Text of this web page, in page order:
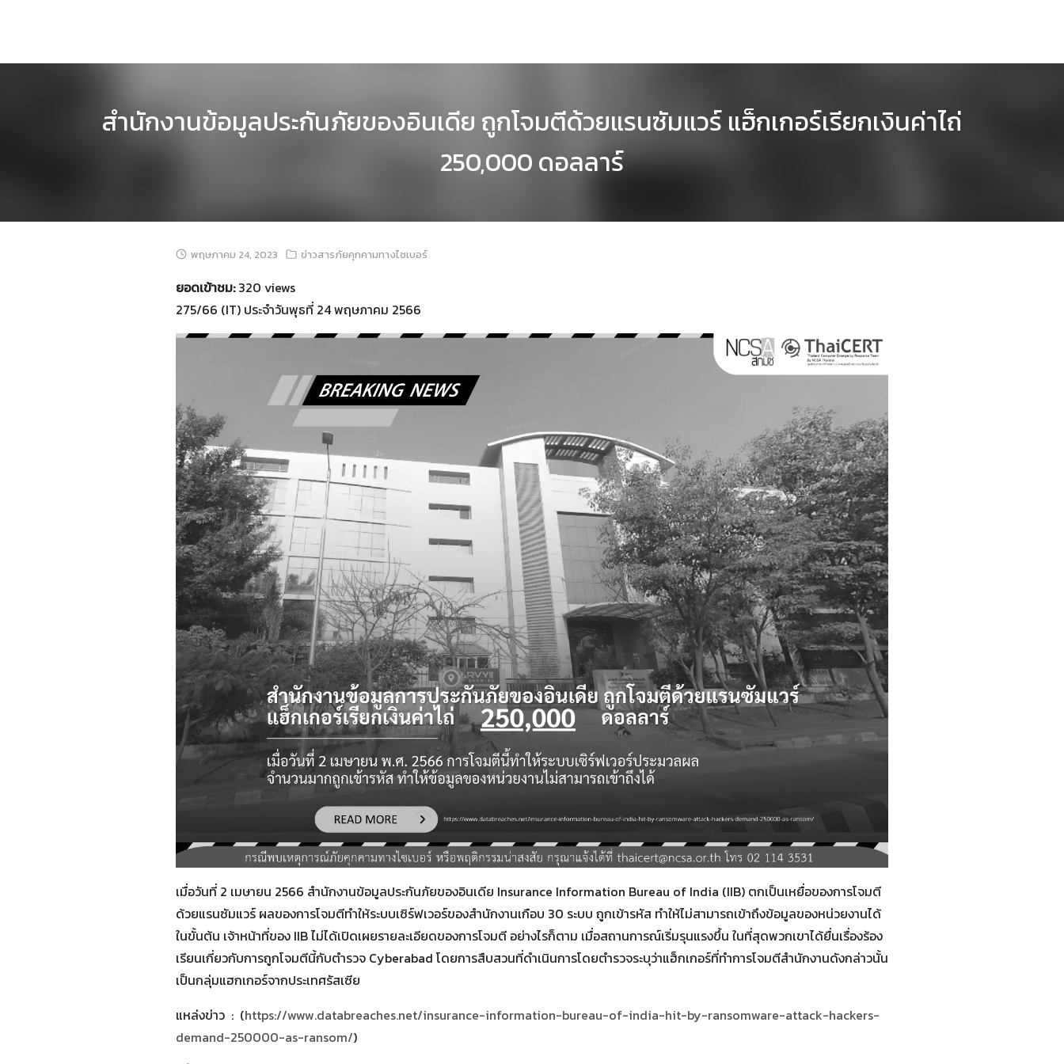
Search
for:
Search
สำนักงานข้อมูลประกันภัยของอินเดีย ถูกโจมตีด้วยแรนซัมแวร์ แฮ็กเกอร์เรียกเงินค่าไถ่
250,000 ดอลลาร์
พฤษภาคม 24, 2023 ข่าวสารภัยคุกคามทางไซเบอร์
ยอดเข้าชม:320 views
275/66 (IT) ประจำวันพุธที่ 24 พฤษภาคม 2566
เมื่อวันที่ 2 เมษายน 2566 สำนักงานข้อมูลประกันภัยของอินเดีย Insurance Information Bureau of India (IIB) ตกเป็นเหยื่อของการโจมตี
ด้วยแรนซัมแวร์ ผลของการโจมตีทำให้ระบบเซิร์ฟเวอร์ของสำนักงานเกือบ 30 ระบบ ถูกเข้ารหัส ทำให้ไม่สามารถเข้าถึงข้อมูลของหน่วยงานได้
ในขั้นต้น เจ้าหน้าที่ของ IIB ไม่ได้เปิดเผยรายละเอียดของการโจมตี อย่างไรก็ตาม เมื่อสถานการณ์เริ่มรุนแรงขึ้น ในที่สุดพวกเขาได้ยื่นเรื่องร้อง
เรียนเกี่ยวกับการถูกโจมตีนี้กับตำรวจ Cyberabad โดยการสืบสวนที่ดำเนินการโดยตำรวจระบุว่าแฮ็กเกอร์ที่ทำการโจมตีสำนักงานดังกล่าวนั้น
เป็นกลุ่มแฮกเกอร์จากประเทศรัสเซีย
แหล่งข่าว : (https://www.databreaches.net/insurance-information-bureau-of-india-hit-by-ransomware-attack-hackers-
demand-250000-as-ransom/)